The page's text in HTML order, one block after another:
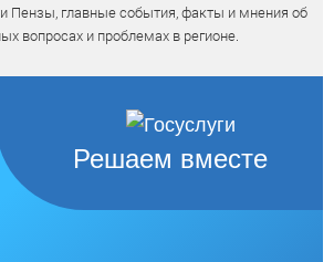
Пензы, главные события, факты и мнения об
вопросах и проблемах в регионе.
Решаем вместе